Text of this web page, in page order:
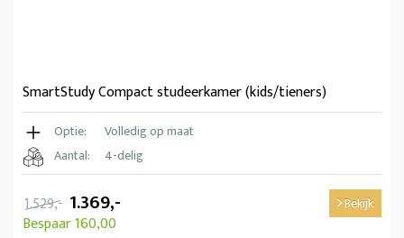
SmartStudy Compact studeerkamer (kids/tieners)
Optie:
Volledig op maat
Aantal:
4-delig
1.529,- 1.369,-
Bespaar 160,00
Bekijk